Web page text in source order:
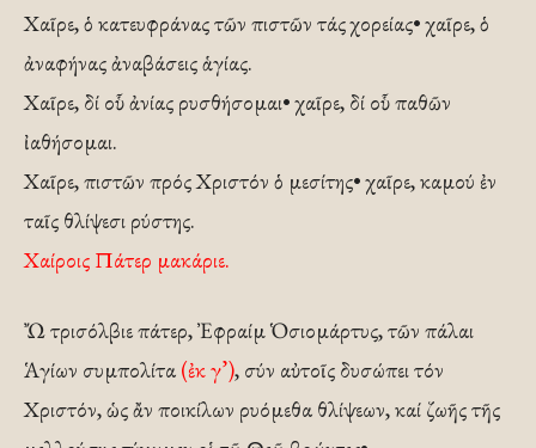
Χαῖρε, ὁ κατευφράνας τῶν πιστῶν τάς χορείας• χαῖρε, ὁ
ἀναφήνας ἀναβάσεις ἁγίας.
Χαῖρε, δί οὗ ἀνίας ρυσθήσομαι• χαῖρε, δί οὗ παθῶν
ἰαθήσομαι.
Χαῖρε, πιστῶν πρός Χριστόν ὁ μεσίτης• χαῖρε, καμού ἐν
ταῖς θλίψεσι ρύστης.
Χαίροις Πάτερ μακάριε.
Ὤ τρισόλβιε πάτερ, Ἐφραίμ Ὁσιομάρτυς, τῶν πάλαι
Ἁγίων συμπολίτα (ἐκ γ’), σύν αὐτοῖς δυσώπει τόν
Χριστόν, ὡς ἄν ποικίλων ρυόμεθα θλίψεων, καί ζωῆς τῆς